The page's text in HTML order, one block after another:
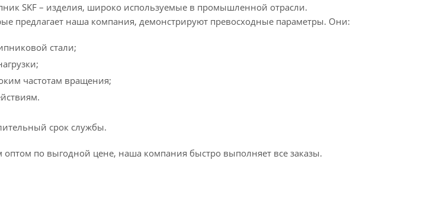
SKF – изделия, широко используемые в промышленной отрасли.
предлагает наша компания, демонстрируют превосходные параметры. Они:
стали;
частотам вращения;
срок службы.
по выгодной цене, наша компания быстро выполняет все заказы.